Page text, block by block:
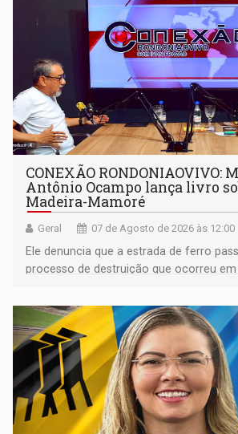
CONEXÃO RONDONIAOVIVO:
Antônio Ocampo lança livro
Madeira-Mamoré
Geral 07 de Agosto de 2026 às 12:00
Ele denuncia que a estrada de ferro
processo de destruição que ocorreu